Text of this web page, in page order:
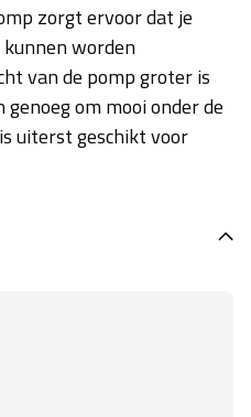
zorgt ervoor dat je
worden
van de pomp groter is
om mooi onder de
uiterst geschikt voor